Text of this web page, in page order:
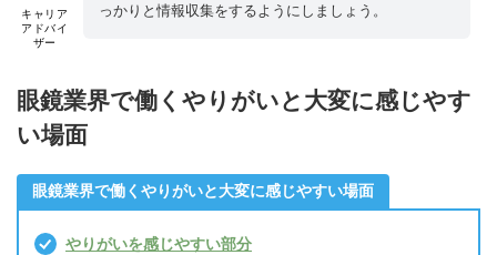
キャリア
アドバイ
ザー
っかりと情報収集をするようにしましょう。
眼鏡業界で働くやりがいと大変に感じやす
い場面
眼鏡業界で働くやりがいと大変に感じやすい場面
やりがいを感じやすい部分